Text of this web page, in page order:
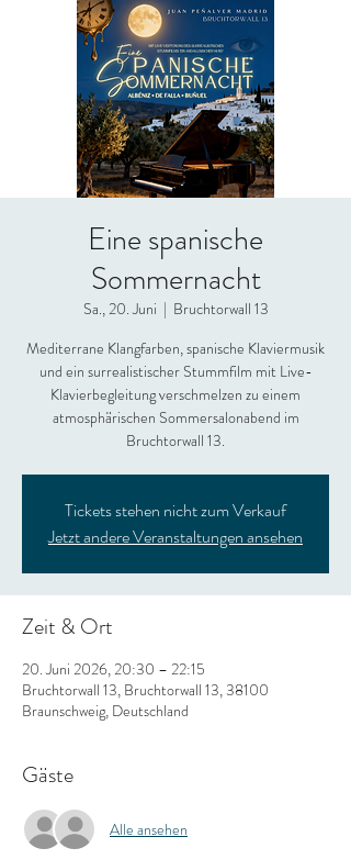
Eine spanische
Sommernacht
Sa., 20. Juni
  |
Bruchtorwall 13
Mediterrane Klangfarben, spanische Klaviermusik
und ein surrealistischer Stummfilm mit Live-
Klavierbegleitung verschmelzen zu einem
atmosphärischen Sommersalonabend im
Bruchtorwall 13.
Tickets stehen nicht zum Verkauf
Jetzt andere Veranstaltungen ansehen
Zeit & Ort
20. Juni 2026, 20:30 – 22:15
Bruchtorwall 13, Bruchtorwall 13, 38100
Braunschweig, Deutschland
Gäste
Alle ansehen